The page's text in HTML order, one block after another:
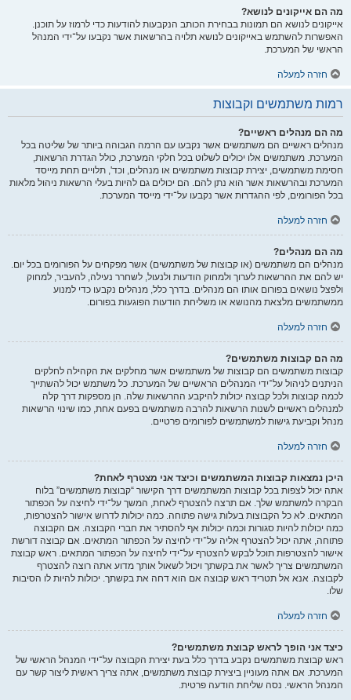
מה הם אייקונים לנושא?
אייקונים לנושא הם תמונות בבחירת הכותב הנקבעות להודעות כדי לרמוז על תוכנן.
האפשרות להשתמש באייקונים לנושא תלויה בהרשאות אשר נקבעו על־ידי המנהל
הראשי של המערכת.
חזרה למעלה
רמות משתמשים וקבוצות
מה הם מנהלים ראשיים?
מנהלים ראשיים הם משתמשים אשר נקבעו עם הרמה הגבוהה ביותר של שליטה בכל
המערכת. משתמשים אלו יכולים לשלוט בכל חלקי המערכת, כולל הגדרת הרשאות,
חסימת משתמשים, יצירת קבוצות משתמשים או מנהלים, וכד', תלויים תחת מייסד
המערכת ובהרשאות אשר הוא נתן להם. הם יכולים גם להיות בעלי הרשאות ניהול מלאות
בכל הפורומים, לפי ההגדרות אשר נקבעו על־ידי מייסד המערכת.
חזרה למעלה
מה הם מנהלים?
מנהלים הם משתמשים (או קבוצות של משתמשים) אשר מפקחים על הפורומים בכל יום.
יש להם את ההרשאות לערוך ולמחוק הודעות ולנעול, לשחרר נעילה, להעביר, למחוק
ולפצל נושאים בפורום אותו הם מנהלים. בדרך כלל, מנהלים נקבעו כדי למנוע
ממשתמשים מלצאת מהנושא או משליחת הודעות הפוגעות בפורום.
חזרה למעלה
מה הם קבוצות משתמשים?
קבוצות משתמשים הם קבוצות של משתמשים אשר מחלקים את הקהילה לחלקים
הניתנים לניהול על־ידי המנהלים הראשיים של המערכת. כל משתמש יכול להשתייך
לכמה קבוצות ולכל קבוצה יכולות להיקבע ההרשאות שלה. הן מספקות דרך קלה
למנהלים ראשיים לשנות הרשאות להרבה משתמשים בפעם אחת, כמו שינוי הרשאות
מנהל וקביעת גישות למשתמשים לפורומים פרטיים.
חזרה למעלה
היכן נמצאות קבוצות המשתמשים וכיצד אני מצטרף לאחת?
אתה יכול לצפות בכל קבוצות המשתמשים דרך הקישור “קבוצות משתמשים” בלוח
הבקרה למשתמש שלך. אם תרצה להצטרף לאחת, המשך על־ידי לחיצה על הכפתור
המתאים. לא כל הקבוצות בעלות גישה פתוחה. כמה יכולות לדרוש אישור להצטרפות,
כמה יכולות להיות סגורות וכמה יכולות אף להסתיר את חברי הקבוצה. אם הקבוצה
פתוחה, אתה יכול להצטרף אליה על־ידי לחיצה על הכפתור המתאים. אם קבוצה דורשת
אישור להצטרפות תוכל לבקש להצטרף על־ידי לחיצה על הכפתור המתאים. ראש קבוצת
המשתמשים צריך לאשר את בקשתך ויכול לשאול אותך מדוע אתה רוצה להצטרף
לקבוצה. אנא אל תטריד ראש קבוצה אם הוא דחה את בקשתך. יכולות להיות לו הסיבות
שלו.
חזרה למעלה
כיצד אני הופך לראש קבוצת משתמשים?
ראש קבוצת משתמשים נקבע בדרך כלל בעת יצירת הקבוצה על־ידי המנהל הראשי של
המערכת. אם אתה מעוניין ביצירת קבוצת משתמשים, אתה צריך ראשית ליצור קשר עם
המנהל הראשי. נסה שליחת הודעה פרטית.